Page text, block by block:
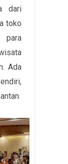
dari
toko
para
Ada